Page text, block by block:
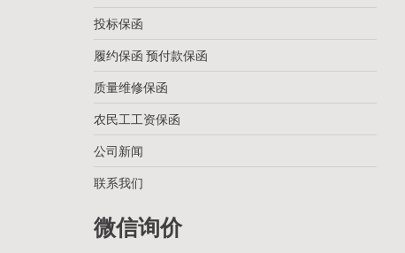
投标保函
履约保函 预付款保函
质量维修保函
农民工工资保函
公司新闻
联系我们
微信询价